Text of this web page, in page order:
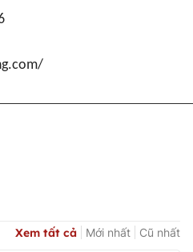
Xem tất cả Mới nhất Cũ nhất